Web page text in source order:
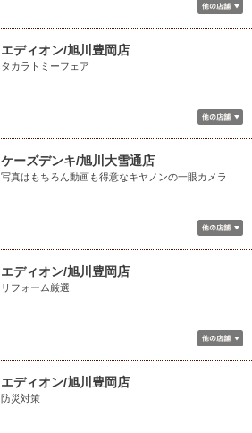
エディオン/旭川豊岡店
タカラトミーフェア
ケーズデンキ/旭川大雪通店
写真はもちろん動画も得意なキヤノンの一眼カメラ
エディオン/旭川豊岡店
リフォーム厳選
エディオン/旭川豊岡店
防災対策